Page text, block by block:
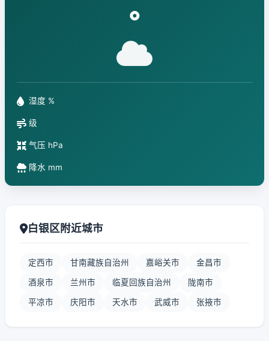
°
湿度 %
级
气压 hPa
降水 mm
白银区附近城市
定西市 甘南藏族自治州 嘉峪关市 金昌市
酒泉市 兰州市 临夏回族自治州 陇南市
平凉市 庆阳市 天水市 武威市 张掖市